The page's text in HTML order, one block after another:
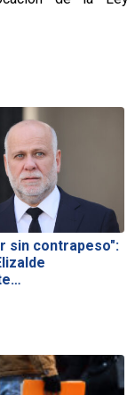
sin contrapeso":